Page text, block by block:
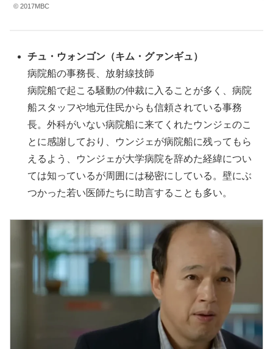
© 2017MBC
チュ・ウォンゴン （キム・グァンギュ）
病院船の事務長、放射線技師
病院船で起こる騒動の仲裁に入ることが多く、病院
船スタッフや地元住民からも信頼されている事務
長。外科がいない病院船に来てくれたウンジェのこ
とに感謝しており、ウンジェが病院船に残ってもら
えるよう、ウンジェが大学病院を辞めた経緯につい
ては知っているが周囲には秘密にしている。壁にぶ
つかった若い医師たちに助言することも多い。